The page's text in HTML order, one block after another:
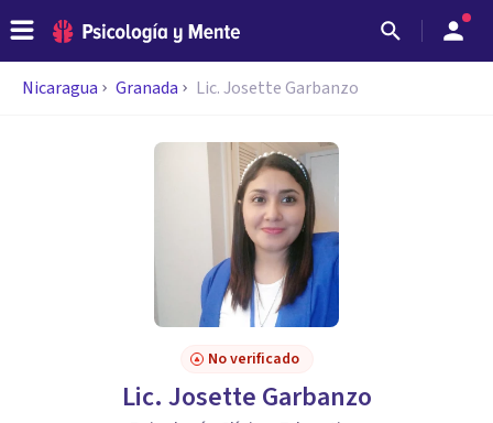
Nicaragua Granada Lic. Josette Garbanzo
No verificado
Lic. Josette Garbanzo